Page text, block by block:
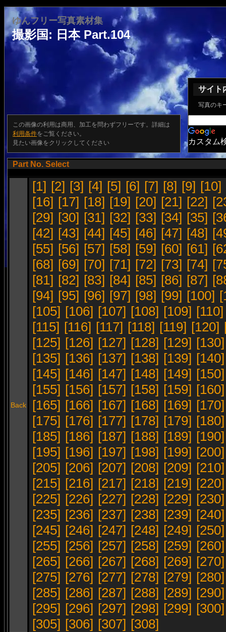
ゆんフリー写真素材集
撮影国: 日本 Part.104
この画像の利用は商用、加工を問わずフリーです。詳細は
利用条件をご覧ください。
見たい画像をクリックしてください
サイト
写真のキ
カスタム
Part No. Select
Back
[1] [2] [3] [4] [5] [6] [7] [8] [9] [10]
[16] [17] [18] [19] [20] [21] [22]
[29] [30] [31] [32] [33] [34] [35]
[42] [43] [44] [45] [46] [47] [48]
[55] [56] [57] [58] [59] [60] [61]
[68] [69] [70] [71] [72] [73] [74]
[81] [82] [83] [84] [85] [86] [87]
[94] [95] [96] [97] [98] [99] [100]
[105] [106] [107] [108] [109] [110]
[115] [116] [117] [118] [119] [120]
[125] [126] [127] [128] [129] [130]
[135] [136] [137] [138] [139] [140]
[145] [146] [147] [148] [149] [150]
[155] [156] [157] [158] [159] [160]
[165] [166] [167] [168] [169] [170]
[175] [176] [177] [178] [179] [180]
[185] [186] [187] [188] [189] [190]
[195] [196] [197] [198] [199] [200]
[205] [206] [207] [208] [209] [210]
[215] [216] [217] [218] [219] [220]
[225] [226] [227] [228] [229] [230]
[235] [236] [237] [238] [239] [240]
[245] [246] [247] [248] [249] [250]
[255] [256] [257] [258] [259] [260]
[265] [266] [267] [268] [269] [270]
[275] [276] [277] [278] [279] [280]
[285] [286] [287] [288] [289] [290]
[295] [296] [297] [298] [299] [300]
[305] [306] [307] [308]